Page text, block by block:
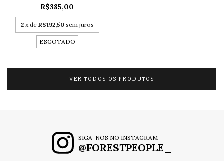
R$385,00
2 x de R$192,50 sem juros
ESGOTADO
VER TODOS OS PRODUTOS
SIGA-NOS NO INSTAGRAM
@FORESTPEOPLE_